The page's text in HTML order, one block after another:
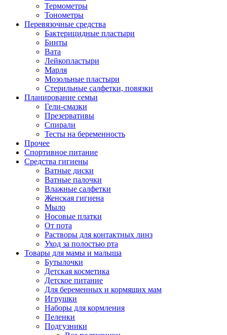
Термометры
Тонометры
Перевязочные средства
Бактерицидные пластыри
Бинты
Вата
Лейкопластыри
Марля
Мозольные пластыри
Стерильные салфетки, повязки
Планирование семьи
Гели-смазки
Презервативы
Спирали
Тесты на беременность
Прочее
Спортивное питание
Средства гигиены
Ватные диски
Ватные палочки
Влажные салфетки
Женская гигиена
Мыло
Носовые платки
От пота
Растворы для контактных линз
Уход за полостью рта
Товары для мамы и малыша
Бутылочки
Детская косметика
Детское питание
Для беременных и кормящих мам
Игрушки
Наборы для кормления
Пеленки
Подгузники